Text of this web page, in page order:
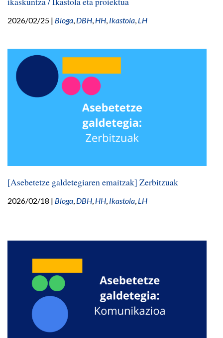
2026/02/25 | Bloga DBH HH Ikastola LH
[Asebetetze galdetegiaren emaitzak] Zerbitzuak
2026/02/18 | Bloga, DBH, HH, Ikastola, LH